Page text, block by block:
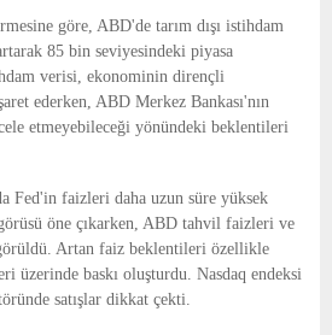
göre, ABD'de tarım dışı istihdam
85 bin seviyesindeki piyasa
verisi, ekonominin dirençli
ederken, ABD Merkez Bankası'nın
etmeyebileceği yönündeki beklentileri
Fed'in faizleri daha uzun süre yüksek
öne çıkarken, ABD tahvil faizleri ve
Artan faiz beklentileri özellikle
üzerinde baskı oluşturdu. Nasdaq endeksi
satışlar dikkat çekti.